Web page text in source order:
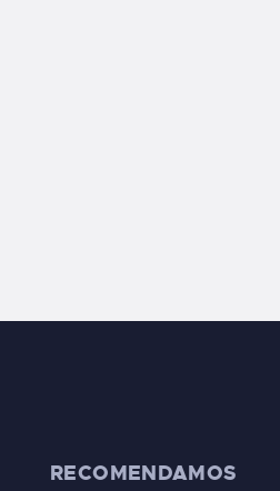
RECOMENDAMOS